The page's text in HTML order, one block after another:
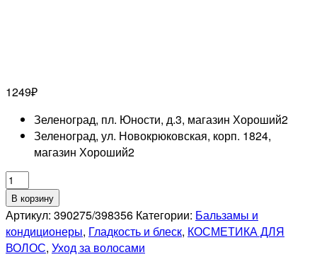
1249₽
Зеленоград, пл. Юности, д.3, магазин Хороший2
Зеленоград, ул. Новокрюковская, корп. 1824,
магазин Хороший2
Количество
товара
OLLIN
PROFESSIONAL
BASIC
В корзину
Артикул: 390275/398356 Категории: Бальзамы и
кондиционеры, Гладкость и блеск, КОСМЕТИКА ДЛЯ
ВОЛОС, Уход за волосами